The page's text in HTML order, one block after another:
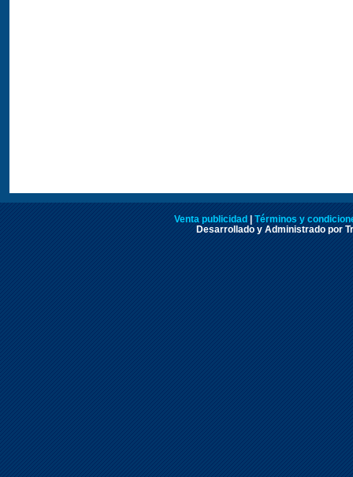
Venta publicidad
Términos y
Desarrollado y Administrado por